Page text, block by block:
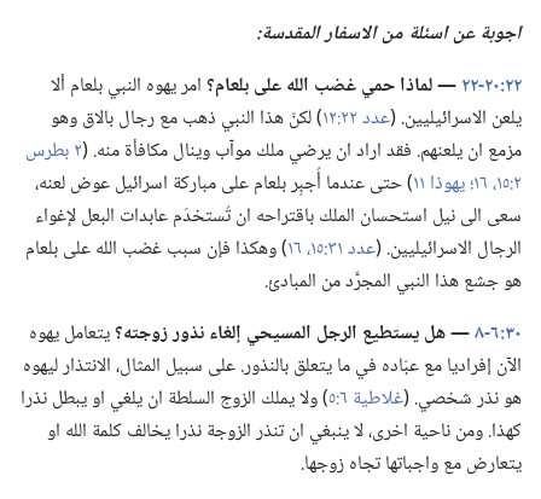
اجوبة عن اسئلة من الاسفار المقدسة:‏
٢٢:‏٢٠-‏٢٢
‏—‏ لماذا حمي غضب الله على بلعام؟‏امر يهوه النبي بلعام ألا
يلعن الاسرائيليين.‏ (‏عدد ٢٢:‏١٢
‏)‏ لكنّ هذا النبي ذهب مع رجال بالاق وهو
مزمع ان يلعنهم.‏ فقد اراد ان يرضي ملك موآب وينال مكافأة منه.‏ (‏ ٢ بطرس
٢:‏١٥،‏ ١٦؛‏
يهوذا ١١ ‏)‏ حتى عندما أُجبِر بلعام على مباركة اسرائيل عوض لعنه،‏
سعى الى نيل استحسان الملك باقتراحه ان تُستخدَم عابدات البعل لإغواء
الرجال الاسرائيليين.‏ (‏عدد ٣١:‏١٥،‏ ١٦
‏)‏ وهكذا فإن سبب غضب الله على بلعام
هو جشع هذا النبي المجرَّد من المبادئ.‏
٣٠:‏٦-‏٨
‏—‏ هل يستطيع الرجل المسيحي إلغاء نذور زوجته؟‏يتعامل يهوه
الآن إفراديا مع عبّاده في ما يتعلق بالنذور.‏ على سبيل المثال،‏ الانتذار ليهوه
هو نذر شخصي.‏ (‏غلاطية ٦:‏٥
‏)‏ ولا يملك الزوج السلطة ان يلغي او يبطل نذرا
كهذا.‏ ومن ناحية اخرى،‏ لا ينبغي ان تنذر الزوجة نذرا يخالف كلمة الله او
يتعارض مع واجباتها تجاه زوجها.‏